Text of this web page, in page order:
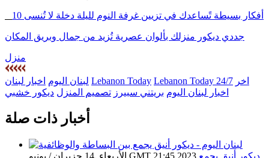
10 أفكار بسيطة تًساعدك في تزيين غرفة النوم لليلة دخلة لا تُنسى
جددي ديكور منزلك بألوان عصرية تُزيد من جمال وبريق المكان
منزل
لبنان اليوم اخبار لبنان Lebanon Today Lebanon Today 24/7 اخر
اخبار لبنان اليوم بريتني سبيرز تصميم المنزل ديكور خشبي
أخبار ذات صلة
الأربعاء ,14 حزيران / يونيو GMT 21:45 2023 ديكور أنيق يجمع